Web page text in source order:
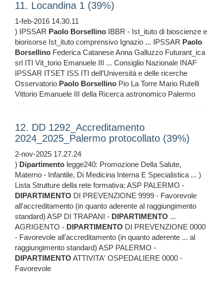
11. Locandina 1 (39%)
1-feb-2016 14.30.11
) IPSSAR Paolo Borsellino IBBR - Ist_ituto di bioscienze e
biorisorse Ist_ituto comprensivo Ignazio ... IPSSAR Paolo
Borsellino Federica Catanese Anna Galluzzo Futurant_ica
srl ITI Vit_torio Emanuele III ... Consiglio Nazionale INAF
IPSSAR ITSET ISS ITI dell’Università e delle ricerche
Osservatorio Paolo Borsellino Pio La Torre Mario Rutelli
Vittorio Emanuele III della Ricerca astronomico Palermo
12. DD 1292_Accreditamento
2024_2025_Palermo protocollato (39%)
2-nov-2025 17.27.24
) Dipartimento legge240: Promozione Della Salute,
Materno - Infantile, Di Medicina Interna E Specialistica ... )
Lista Strutture della rete formativa: ASP PALERMO -
DIPARTIMENTO DI PREVENZIONE 9999 - Favorevole
all'accreditamento (in quanto aderente al raggiungimento
standard) ASP DI TRAPANI - DIPARTIMENTO ...
AGRIGENTO - DIPARTIMENTO DI PREVENZIONE 0000
- Favorevole all'accreditamento (in quanto aderente ... al
raggiungimento standard) ASP PALERMO -
DIPARTIMENTO ATTIVITA' OSPEDALIERE 0000 -
Favorevole